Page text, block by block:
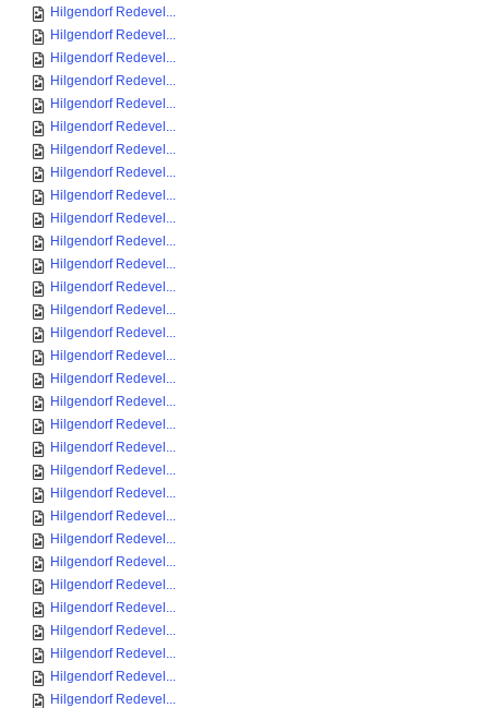
Hilgendorf Redevel...
Hilgendorf Redevel...
Hilgendorf Redevel...
Hilgendorf Redevel...
Hilgendorf Redevel...
Hilgendorf Redevel...
Hilgendorf Redevel...
Hilgendorf Redevel...
Hilgendorf Redevel...
Hilgendorf Redevel...
Hilgendorf Redevel...
Hilgendorf Redevel...
Hilgendorf Redevel...
Hilgendorf Redevel...
Hilgendorf Redevel...
Hilgendorf Redevel...
Hilgendorf Redevel...
Hilgendorf Redevel...
Hilgendorf Redevel...
Hilgendorf Redevel...
Hilgendorf Redevel...
Hilgendorf Redevel...
Hilgendorf Redevel...
Hilgendorf Redevel...
Hilgendorf Redevel...
Hilgendorf Redevel...
Hilgendorf Redevel...
Hilgendorf Redevel...
Hilgendorf Redevel...
Hilgendorf Redevel...
Hilgendorf Redevel...